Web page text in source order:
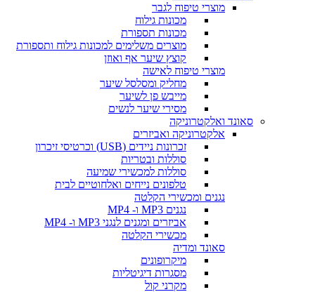
מוצרי טיפוח לגבר
מכונות גילוח
מכונות תספורת
מוצרים משלימים למכונות גילוח ותספורת
קוצץ שיער אף ואוזן
מוצרי טיפוח לאישה
מחליק ומסלסל שיער
מייבש פן לשיער
מסירי שיער לנשים
סאונד ואלקטרוניקה
אלקטרוניקה ואביזרים
זכרונות ניידים (USB) וכרטיסי זיכרון
סוללות ובטריות
סוללות למכשירי שמיעה
טלפונים נייחים ואלחוטיים לבית
נגנים ומכשירי הקלטה
נגנים MP3 ו- MP4
אביזרים ומגנים לנגני MP3 ו- MP4
מכשירי הקלטה
סאונד ומדיה
מיקרופונים
מסגרות דיגיטליות
מקרני קול